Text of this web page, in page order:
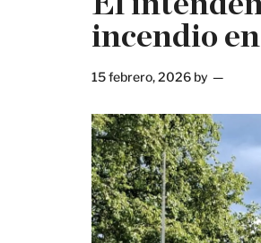
incendio
15 febrero, 2026 by